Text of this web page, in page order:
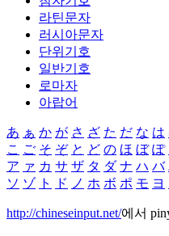
라틴문자
러시아문자
단위기호
일반기호
로마자
아랍어
あ ぁ か が さ ざ た だ な は
こ ご そ ぞ と ど の ほ ぼ ぽ
ア ァ カ サ ザ タ ダ ナ ハ バ
ソ ゾ ト ド ノ ホ ボ ポ モ ヨ
http://chineseinput.net/에서